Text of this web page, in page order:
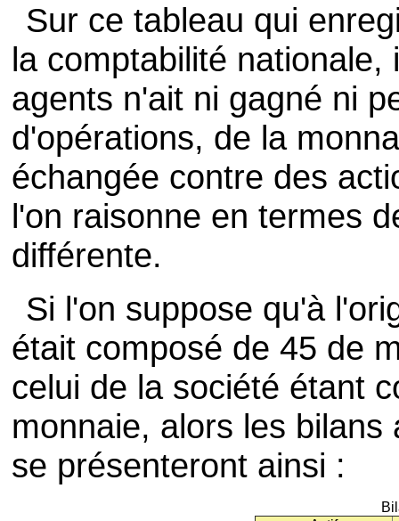
Sur ce tableau qui
la comptabilité
agents n'ait ni gagné ni
d'opérations, de la
échangée contre des
l'on raisonne en termes
différente.
Si l'on suppose qu'à
était composé de 45 de
celui de la société étant
monnaie, alors les
se présenteront ainsi :